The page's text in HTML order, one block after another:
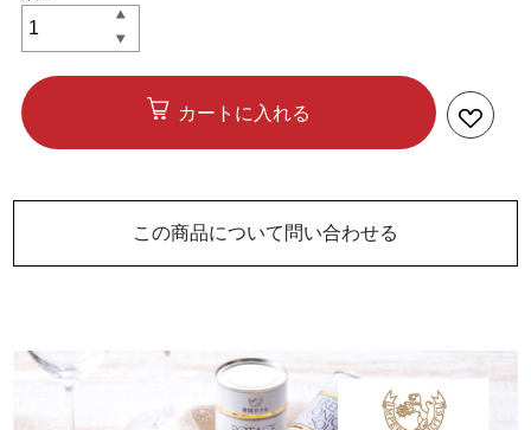
カートに入れる
この商品について問い合わせる